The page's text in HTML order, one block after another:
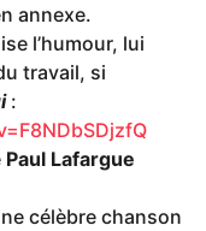
annexe.
l’humour, lui
travail, si
:
Paul Lafargue
célèbre chanson